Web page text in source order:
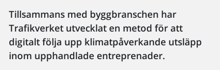
Tillsammans med byggbranschen har
Trafikverket utvecklat en metod för att
digitalt följa upp klimatpåverkande utsläpp
inom upphandlade entreprenader.